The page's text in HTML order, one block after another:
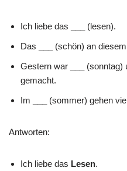
Ich liebe das
(lesen).
Das
(schön) an
Gestern war
(sonntag)
gemacht.
Im
(sommer) gehen
Antworten:
Ich liebe das Lesen.